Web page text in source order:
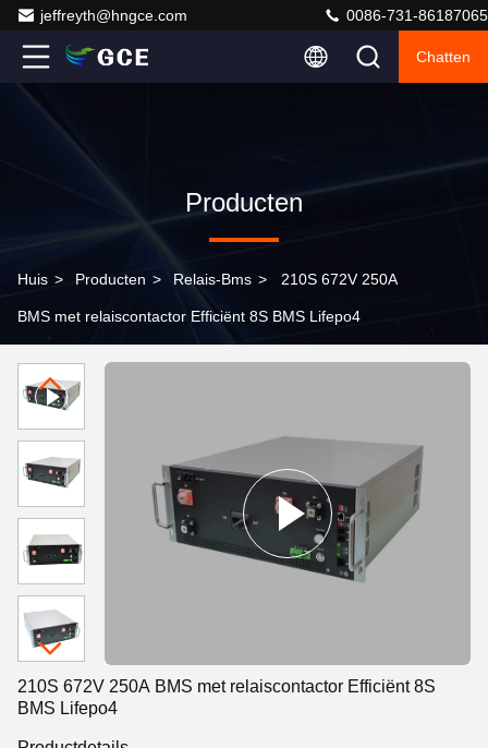
jeffreyth@hngce.com 0086-731-86187065
Chatten
Producten
Huis > Producten > Relais-Bms > 210S 672V 250A
BMS met relaiscontactor Efficiënt 8S BMS Lifepo4
210S 672V 250A BMS met relaiscontactor Efficiënt 8S
BMS Lifepo4